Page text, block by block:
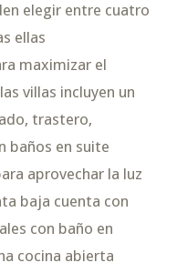
elegir entre cuatro
ellas
maximizar el
villas incluyen un
trastero,
baños en suite
aprovechar la luz
baja cuenta con
con baño en
cocina abierta